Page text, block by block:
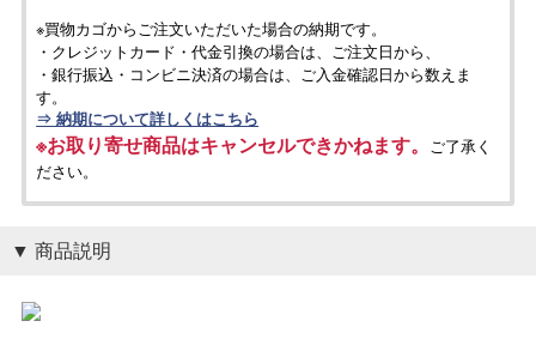
※買物カゴからご注文いただいた場合の納期です。
・クレジットカード・代金引換の場合は、ご注文日から、
・銀行振込・コンビニ決済の場合は、ご入金確認日から数えま
す。
⇒ 納期について詳しくはこちら
※お取り寄せ商品はキャンセルできかねます。
ご了承く
ださい。
商品説明